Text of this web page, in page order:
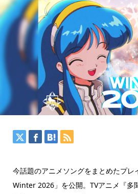
今話題のアニメソングをまとめたプ
Winter 2026」を公開。TVアニメ『多